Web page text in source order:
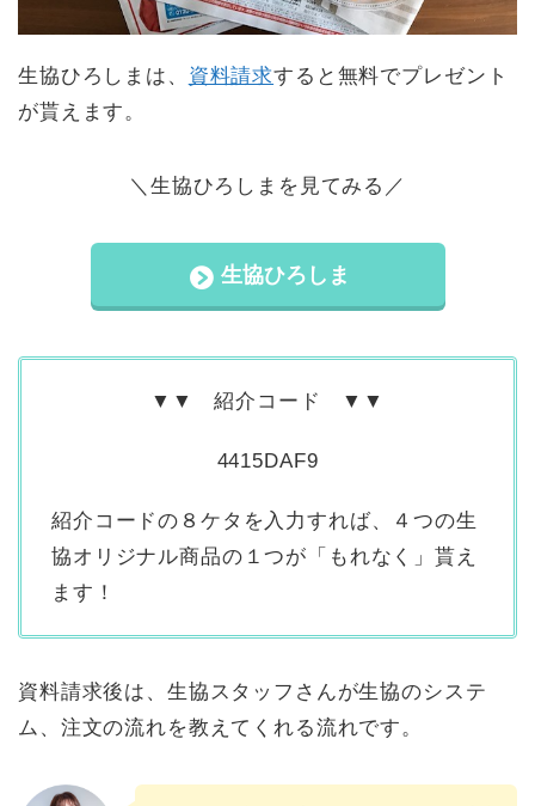
生協ひろしまは、 資料請求すると無料でプレゼント
が貰えます。
＼生協ひろしまを見てみる／
生協ひろしま
▼▼ 紹介コード ▼▼
4415DAF9
紹介コードの８ケタを入力すれば、４つの生
協オリジナル商品の１つが「もれなく」貰え
ます！
資料請求後は、生協スタッフさんが生協のシステ
ム、注文の流れを教えてくれる流れです。